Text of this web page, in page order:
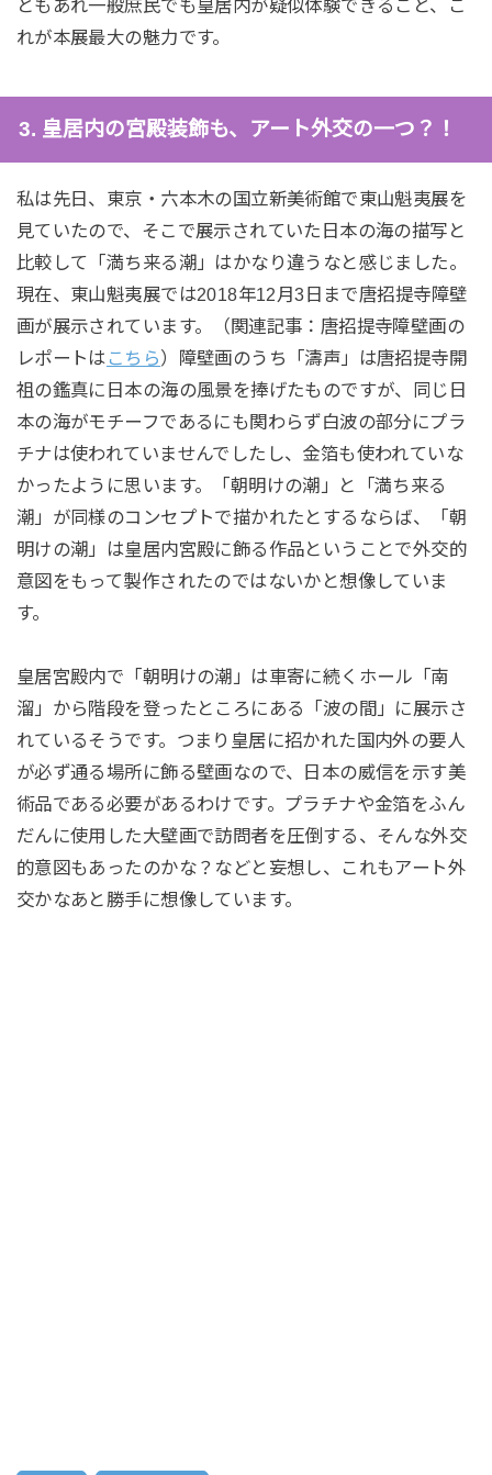
ともあれ一般庶民でも皇居内が疑似体験できること、こ
れが本展最大の魅力です。
3. 皇居内の宮殿装飾も、アート外交の一つ？！
私は先日、東京・六本木の国立新美術館で東山魁夷展を
見ていたので、そこで展示されていた日本の海の描写と
比較して「満ち来る潮」はかなり違うなと感じました。
現在、東山魁夷展では2018年12月3日まで唐招提寺障壁
画が展示されています。（関連記事：唐招提寺障壁画の
レポートは こちら ）障壁画のうち「濤声」は唐招提寺開
祖の鑑真に日本の海の風景を捧げたものですが、同じ日
本の海がモチーフであるにも関わらず白波の部分にプラ
チナは使われていませんでしたし、金箔も使われていな
かったように思います。「朝明けの潮」と「満ち来る
潮」が同様のコンセプトで描かれたとするならば、「朝
明けの潮」は皇居内宮殿に飾る作品ということで外交的
意図をもって製作されたのではないかと想像していま
す。
皇居宮殿内で「朝明けの潮」は車寄に続くホール「南
溜」から階段を登ったところにある「波の間」に展示さ
れているそうです。つまり皇居に招かれた国内外の要人
が必ず通る場所に飾る壁画なので、日本の威信を示す美
術品である必要があるわけです。プラチナや金箔をふん
だんに使用した大壁画で訪問者を圧倒する、そんな外交
的意図もあったのかな？などと妄想し、これもアート外
交かなあと勝手に想像しています。